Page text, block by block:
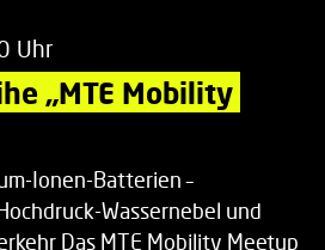
Uhr
„MTE Mobility
Ionen-Batterien –
Wassernebel und
Das MTE Mobility Meetup